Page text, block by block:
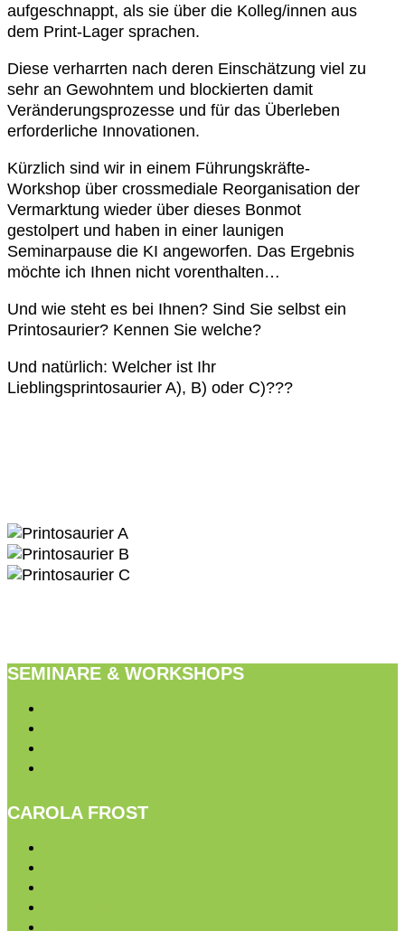
aufgeschnappt, als sie über die Kolleg/innen aus
dem Print-Lager sprachen.
Diese verharrten nach deren Einschätzung viel zu
sehr an Gewohntem und blockierten damit
Veränderungsprozesse und für das Überleben
erforderliche Innovationen.
Kürzlich sind wir in einem Führungskräfte-
Workshop über crossmediale Reorganisation der
Vermarktung wieder über dieses Bonmot
gestolpert und haben in einer launigen
Seminarpause die KI angeworfen. Das Ergebnis
möchte ich Ihnen nicht vorenthalten…
Und wie steht es bei Ihnen? Sind Sie selbst ein
Printosaurier? Kennen Sie welche?
Und natürlich: Welcher ist Ihr
Lieblingsprintosaurier A), B) oder C)???
SEMINARE & WORKSHOPS
CAROLA FROST